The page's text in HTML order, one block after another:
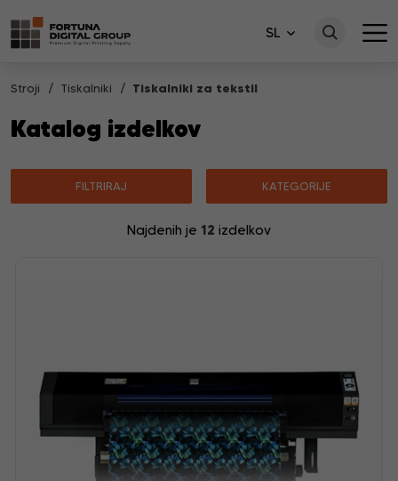
SL
Stroji Tiskalniki Tiskalniki za tekstil
Katalog izdelkov
FILTRIRAJ KATEGORIJE
Najdenih je 12 izdelkov